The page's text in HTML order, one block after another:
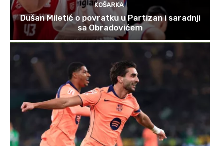
KOŠARKA
Dušan Miletić o povratku u Partizan i saradnji
sa Obradovićem